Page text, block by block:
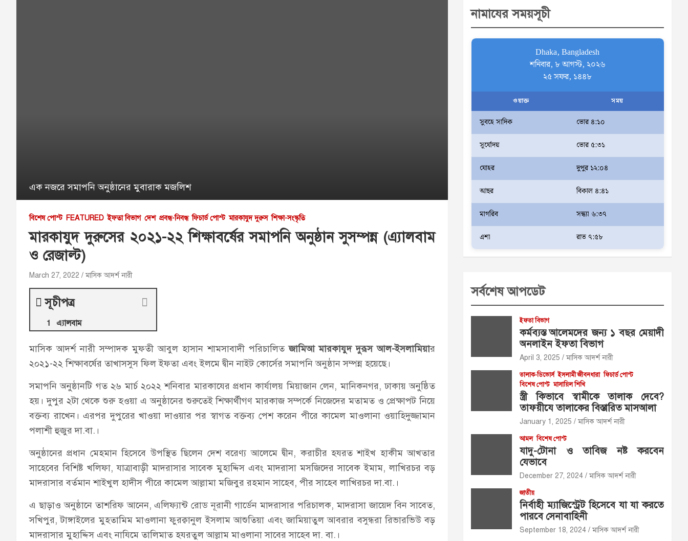
এক নজরে সমাপনি অনুষ্ঠানের মুবারাক মজলিশ
বিশেষ পোস্ট FEATURED ইফতা বিভাগ দেশ প্রবন্ধ-নিবন্ধ ফিচার্ড পোস্ট মারকাযুদ দুরুস শিক্ষা-সংস্কৃতি
মারকাযুদ দুরুসের ২০২১-২২ শিক্ষাবর্ষের সমাপনি অনুষ্ঠান সুসম্পন্ন (এ্যালবাম
ও রেজাল্ট)
March 27, 2022 মাসিক আদর্শ নারী
সূচীপত্র
এ্যালবাম
মাসিক আদর্শ নারী সম্পাদক মুফতী আবুল হাসান শামসাবাদী পরিচালিতজামিআ মারকাযুদ দুরূস আল-ইসলামিয়ার
২০২১-২২ শিক্ষাবর্ষের তাখাসসুস ফিল ইফতা এবং ইলমে দ্বীন নাইট কোর্সের সমাপনি অনুষ্ঠান সম্পন্ন হয়েছে।
সমাপনি অনুষ্ঠানটি গত ২৬ মার্চ ২০২২ শনিবার মারকাযের প্রধান কার্যালয় মিয়াজান লেন, মানিকনগর, ঢাকায় অনুষ্ঠিত
হয়। দুপুর ২টা থেকে শুরু হওয়া এ অনুষ্ঠানের শুরুতেই শিক্ষার্থীগণ মারকাজ সম্পর্কে নিজেদের মতামত ও প্রেক্ষাপট নিয়ে
বক্তব্য রাখেন। এরপর দুপুরের খাওয়া দাওয়ার পর স্বাগত বক্তব্য পেশ করেন পীরে কামেল মাওলানা ওয়াহিদুজ্জামান
পলাশী হুজুর দা.বা.।
অনুষ্ঠানের প্রধান মেহমান হিসেবে উপস্থিত ছিলেন দেশ বরেণ্য আলেমে দ্বীন, করাচীর হযরত শাইখ হাকীম আখতার
সাহেবের বিশিষ্ট খলিফা, যাত্রাবাড়ী মাদরাসার সাবেক মুহাদ্দিস এবং মাদরাসা মসজিদের সাবেক ইমাম, লাখিরচর বড়
মাদরাসার বর্তমান শাইখুল হাদীস পীরে কামেল আল্লামা মজিবুর রহমান সাহেব, পীর সাহেব লাখিরচর দা.বা.।
এ ছাড়াও অনুষ্ঠানে তাশরিফ আনেন, এলিফ্যান্ট রোড নূরানী গার্ডেন মাদরাসার পরিচালক, মাদরাসা জায়েদ বিন সাবেত,
সখিপুর, টাঙ্গাইলের মুহতামিম মাওলানা ফুরক্বানুল ইসলাম আশুতিয়া এবং জামিয়াতুল আবরার বসুন্ধরা রিভারভিউ বড়
মাদরাসার মুহাদ্দিস এবং নাযিমে তালিমাত হযরতুল আল্লাম মাওলানা সাবের সাহেব দা. বা.।
c
h
নামাযের সময়সূচী
Dhaka, Bangladesh
শনিবার, ৮ আগস্ট, ২০২৬
২৫ সফর, ১৪৪৮
ওয়াক্ত সময়
সুবহে সাদিক ভোর ৪:১০
সূর্যোদয় ভোর ৫:৩১
যোহর দুপুর ১২:০৪
আছর বিকাল ৪:৪১
মাগরিব সন্ধ্যা ৬:৩৭
এশা রাত ৭:৫৮
সর্বশেষ আপডেট
ইফতা বিভাগ
কর্মব্যস্ত আলেমদের জন্য ১ বছর মেয়াদী
অনলাইন ইফতা বিভাগ
April 3, 2025 মাসিক আদর্শ নারী
তালাক-ডিভোর্স ইসলামী জীবনধারা ফিচার্ড পোস্ট
বিশেষ পোস্ট মাসায়িল শিখি
স্ত্রী কিভাবে স্বামীকে তালাক দেবে?
তাফয়ীযে তালাকের বিস্তারিত মাসআলা
January 1, 2025 মাসিক আদর্শ নারী
আমল বিশেষ পোস্ট
যাদু-টোনা ও তাবিজ নষ্ট করবেন
যেভাবে
December 27, 2024 মাসিক আদর্শ নারী
জাতীয়
নির্বাহী ম্যাজিস্ট্রেট হিসেবে যা যা করতে
পারবে সেনাবাহিনী
September 18, 2024 মাসিক আদর্শ নারী